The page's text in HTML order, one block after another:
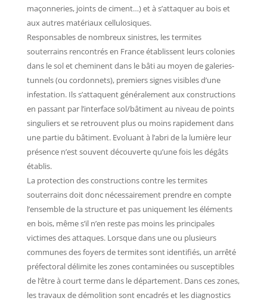
maçonneries, joints de ciment…) et à s’attaquer au bois et
aux autres matériaux cellulosiques.
Responsables de nombreux sinistres, les termites
souterrains rencontrés en France établissent leurs colonies
dans le sol et cheminent dans le bâti au moyen de galeries-
tunnels (ou cordonnets), premiers signes visibles d’une
infestation. Ils s’attaquent généralement aux constructions
en passant par l’interface sol/bâtiment au niveau de points
singuliers et se retrouvent plus ou moins rapidement dans
une partie du bâtiment. Evoluant à l’abri de la lumière leur
présence n’est souvent découverte qu’une fois les dégâts
établis.
La protection des constructions contre les termites
souterrains doit donc nécessairement prendre en compte
l’ensemble de la structure et pas uniquement les éléments
en bois, même s’il n’en reste pas moins les principales
victimes des attaques. Lorsque dans une ou plusieurs
communes des foyers de termites sont identifiés, un arrêté
préfectoral délimite les zones contaminées ou susceptibles
de l’être à court terme dans le département. Dans ces zones,
les travaux de démolition sont encadrés et les diagnostics